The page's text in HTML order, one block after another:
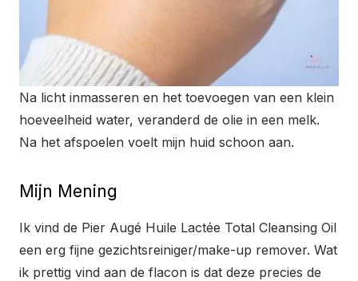
Na licht inmasseren en het toevoegen van een klein
hoeveelheid water, veranderd de olie in een melk.
Na het afspoelen voelt mijn huid schoon aan.
Mijn Mening
Ik vind de Pier Augé Huile Lactée Total Cleansing Oil
een erg fijne gezichtsreiniger/make-up remover. Wat
ik prettig vind aan de flacon is dat deze precies de